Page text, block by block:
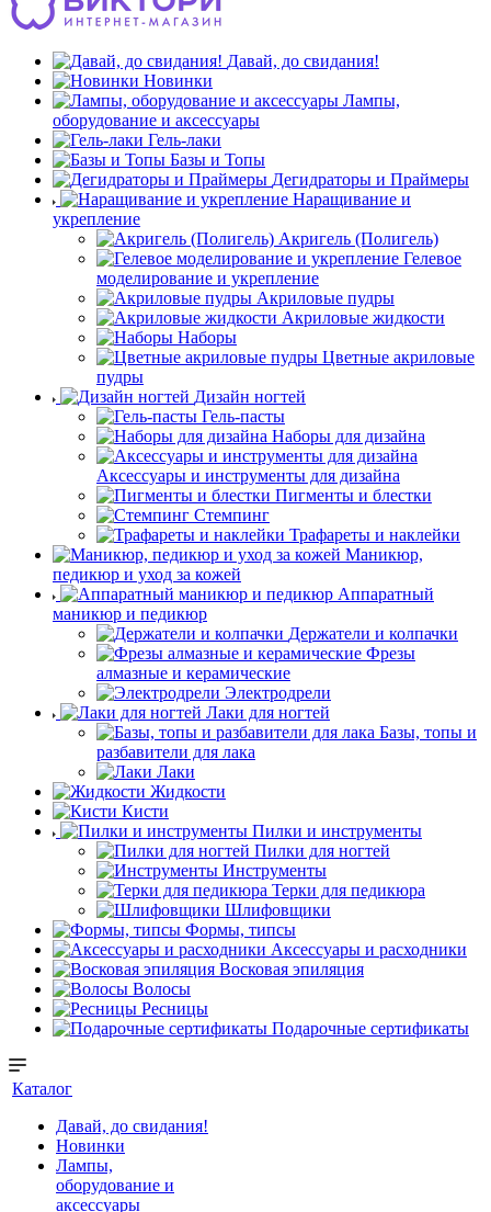
Давай, до свидания!
Новинки
Лампы,
оборудование и аксессуары
Гель-лаки
Базы и Топы
Дегидраторы и Праймеры
Наращивание и
укрепление
Акригель (Полигель)
Гелевое
моделирование и укрепление
Акриловые пудры
Акриловые жидкости
Наборы
Цветные акриловые
пудры
Дизайн ногтей
Гель-пасты
Наборы для дизайна
Аксессуары и инструменты для дизайна
Пигменты и блестки
Стемпинг
Трафареты и наклейки
Маникюр,
педикюр и уход за кожей
Аппаратный
маникюр и педикюр
Держатели и колпачки
Фрезы
алмазные и керамические
Электродрели
Лаки для ногтей
Базы, топы и
разбавители для лака
Лаки
Жидкости
Кисти
Пилки и инструменты
Пилки для ногтей
Инструменты
Терки для педикюра
Шлифовщики
Формы, типсы
Аксессуары и расходники
Восковая эпиляция
Волосы
Ресницы
Подарочные сертификаты
Каталог
Давай, до свидания!
Новинки
Лампы,
оборудование и
аксессуары